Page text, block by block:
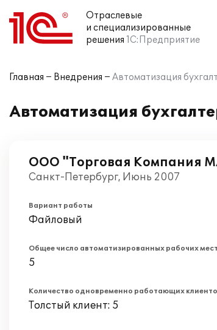
Отраслевые
и специализированные
решения 1С:Предприятие
Главная Внедрения Автоматизация
Автоматизация
ООО "Торговая Компания
Санкт-Петербург, Июнь 2007
Вариант работы
Файловый
Общее число автоматизированных рабочих мест
5
Количество одновременно работающих
Толстый клиент: 5